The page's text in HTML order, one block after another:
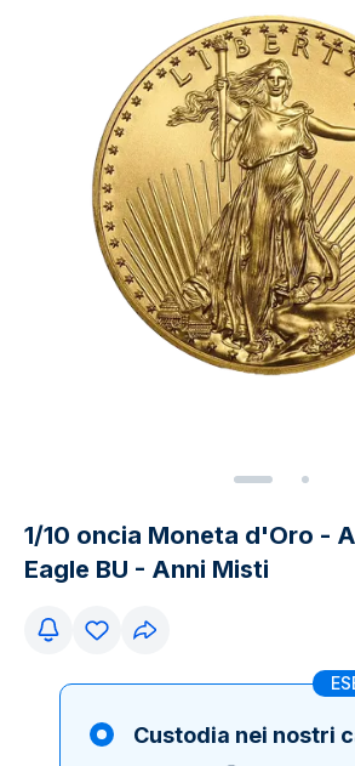
1/10 oncia Moneta d'Oro -
Eagle BU - Anni Misti
Custodia nei nostri